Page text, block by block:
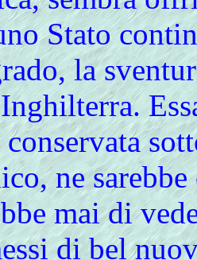
Stato
la
ne
mai di
di bel